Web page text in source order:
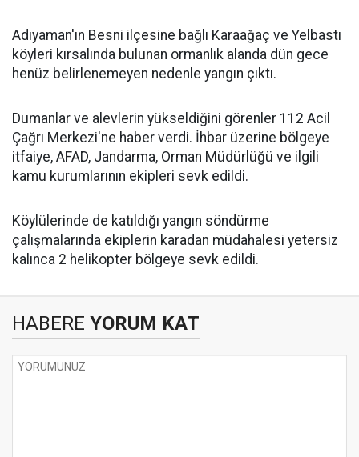
Adıyaman'ın Besni ilçesine bağlı Karaağaç ve Yelbastı
köyleri kırsalında bulunan ormanlık alanda dün gece
henüz belirlenemeyen nedenle yangın çıktı.
Dumanlar ve alevlerin yükseldiğini görenler 112 Acil
Çağrı Merkezi'ne haber verdi. İhbar üzerine bölgeye
itfaiye, AFAD, Jandarma, Orman Müdürlüğü ve ilgili
kamu kurumlarının ekipleri sevk edildi.
Köylülerinde de katıldığı yangın söndürme
çalışmalarında ekiplerin karadan müdahalesi yetersiz
kalınca 2 helikopter bölgeye sevk edildi.
HABERE YORUM KAT